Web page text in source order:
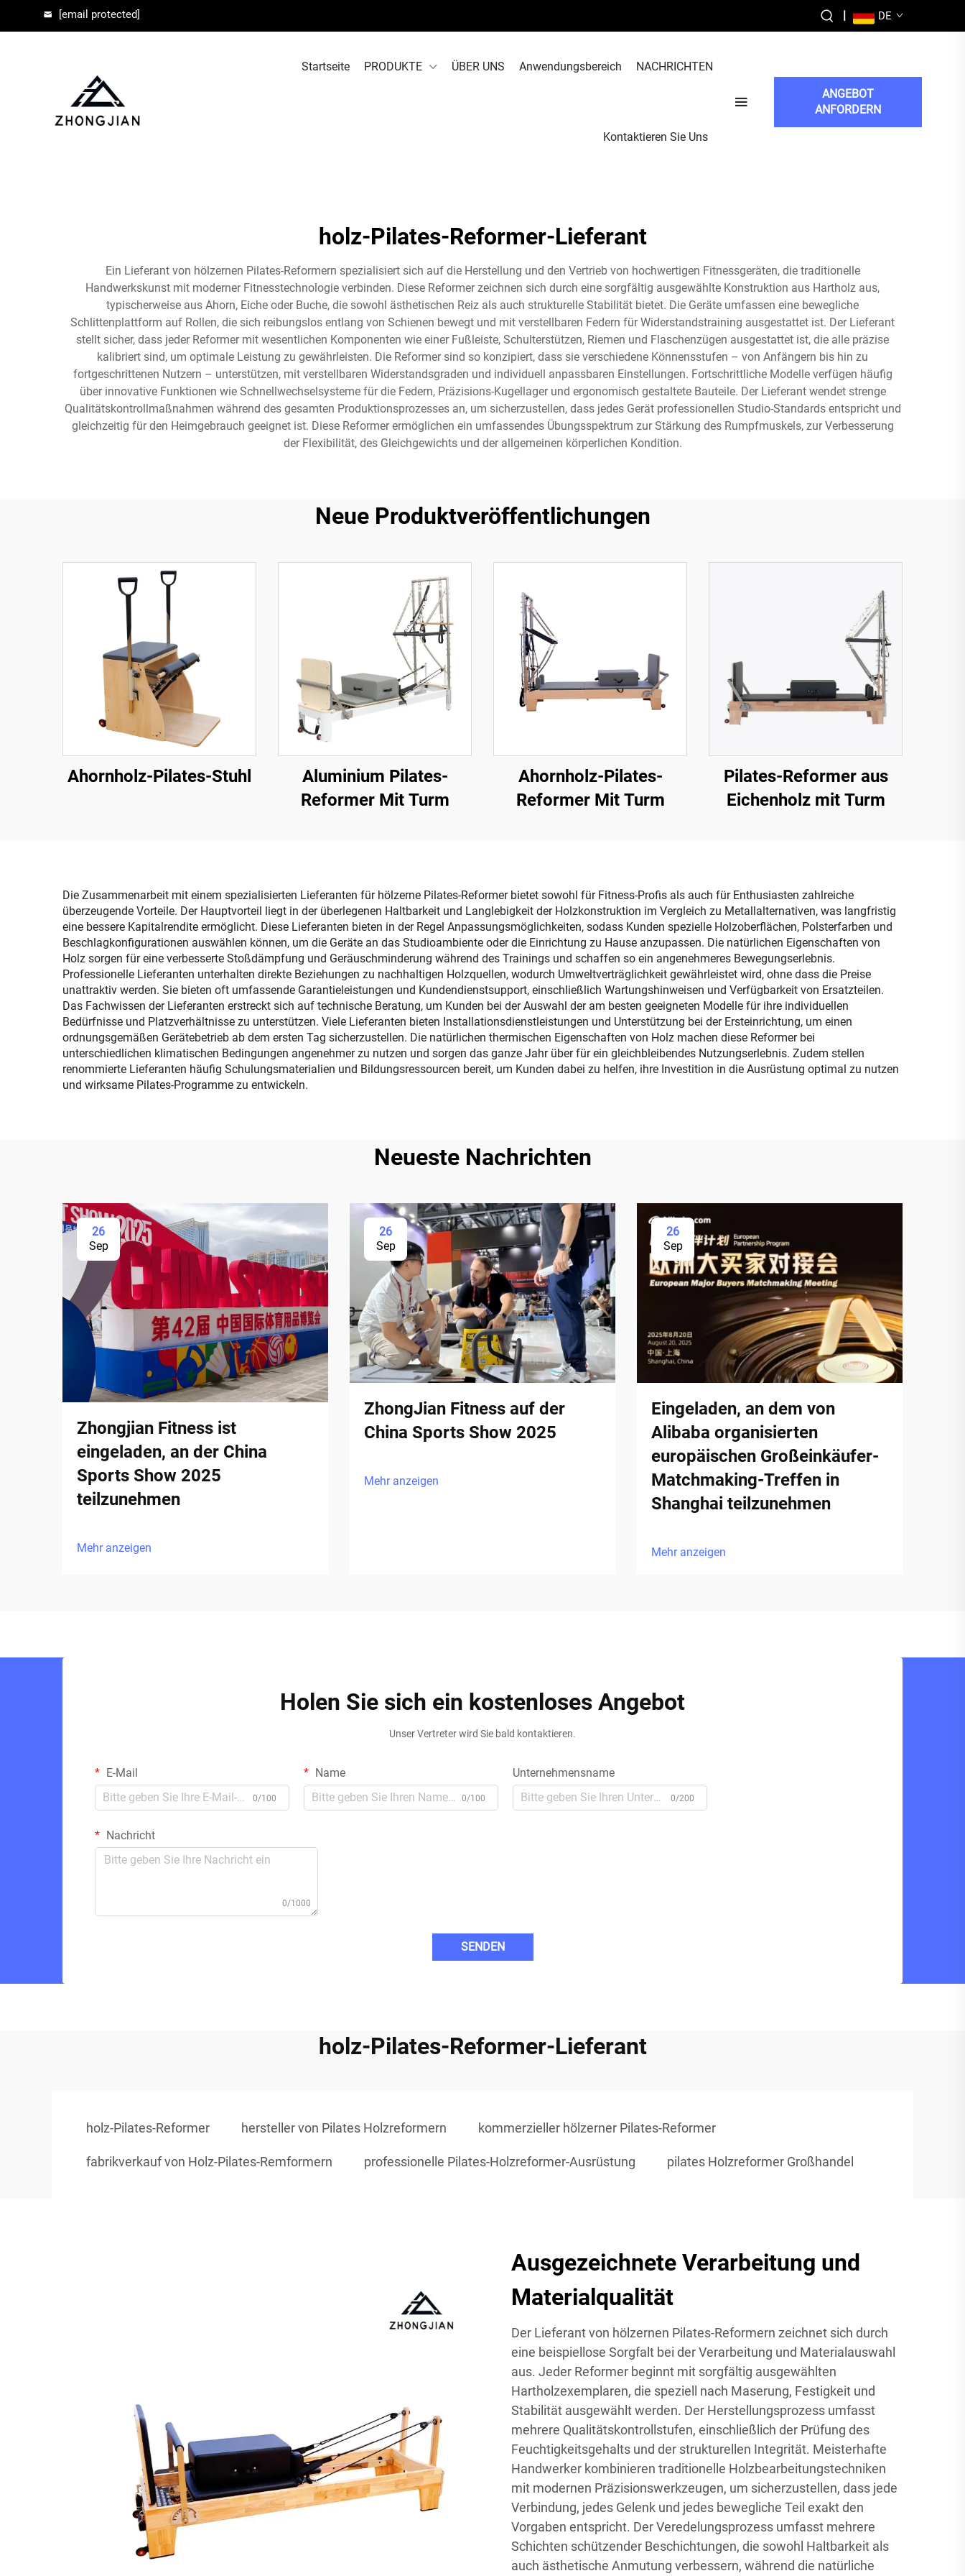
[email protected] | DE
Startseite PRODUKTE ÜBER UNS Anwendungsbereich NACHRICHTEN
Kontaktieren Sie Uns
ANGEBOT
ANFORDERN
holz-Pilates-Reformer-Lieferant
Ein Lieferant von hölzernen Pilates-Reformern spezialisiert sich auf die Herstellung und den Vertrieb von hochwertigen Fitnessgeräten, die traditionelle
Handwerkskunst mit moderner Fitnesstechnologie verbinden. Diese Reformer zeichnen sich durch eine sorgfältig ausgewählte Konstruktion aus Hartholz aus,
typischerweise aus Ahorn, Eiche oder Buche, die sowohl ästhetischen Reiz als auch strukturelle Stabilität bietet. Die Geräte umfassen eine bewegliche
Schlittenplattform auf Rollen, die sich reibungslos entlang von Schienen bewegt und mit verstellbaren Federn für Widerstandstraining ausgestattet ist. Der Lieferant
stellt sicher, dass jeder Reformer mit wesentlichen Komponenten wie einer Fußleiste, Schulterstützen, Riemen und Flaschenzügen ausgestattet ist, die alle präzise
kalibriert sind, um optimale Leistung zu gewährleisten. Die Reformer sind so konzipiert, dass sie verschiedene Könnensstufen – von Anfängern bis hin zu
fortgeschrittenen Nutzern – unterstützen, mit verstellbaren Widerstandsgraden und individuell anpassbaren Einstellungen. Fortschrittliche Modelle verfügen häufig
über innovative Funktionen wie Schnellwechselsysteme für die Federn, Präzisions-Kugellager und ergonomisch gestaltete Bauteile. Der Lieferant wendet strenge
Qualitätskontrollmaßnahmen während des gesamten Produktionsprozesses an, um sicherzustellen, dass jedes Gerät professionellen Studio-Standards entspricht und
gleichzeitig für den Heimgebrauch geeignet ist. Diese Reformer ermöglichen ein umfassendes Übungsspektrum zur Stärkung des Rumpfmuskels, zur Verbesserung
der Flexibilität, des Gleichgewichts und der allgemeinen körperlichen Kondition.
Neue Produktveröffentlichungen
Ahornholz-Pilates-Stuhl
Aluminium Pilates-
Reformer Mit Turm
Ahornholz-Pilates-
Reformer Mit Turm
Pilates-Reformer aus
Eichenholz mit Turm
Die Zusammenarbeit mit einem spezialisierten Lieferanten für hölzerne Pilates-Reformer bietet sowohl für Fitness-Profis als auch für Enthusiasten zahlreiche
überzeugende Vorteile. Der Hauptvorteil liegt in der überlegenen Haltbarkeit und Langlebigkeit der Holzkonstruktion im Vergleich zu Metallalternativen, was langfristig
eine bessere Kapitalrendite ermöglicht. Diese Lieferanten bieten in der Regel Anpassungsmöglichkeiten, sodass Kunden spezielle Holzoberflächen, Polsterfarben und
Beschlagkonfigurationen auswählen können, um die Geräte an das Studioambiente oder die Einrichtung zu Hause anzupassen. Die natürlichen Eigenschaften von
Holz sorgen für eine verbesserte Stoßdämpfung und Geräuschminderung während des Trainings und schaffen so ein angenehmeres Bewegungserlebnis.
Professionelle Lieferanten unterhalten direkte Beziehungen zu nachhaltigen Holzquellen, wodurch Umweltverträglichkeit gewährleistet wird, ohne dass die Preise
unattraktiv werden. Sie bieten oft umfassende Garantieleistungen und Kundendienstsupport, einschließlich Wartungshinweisen und Verfügbarkeit von Ersatzteilen.
Das Fachwissen der Lieferanten erstreckt sich auf technische Beratung, um Kunden bei der Auswahl der am besten geeigneten Modelle für ihre individuellen
Bedürfnisse und Platzverhältnisse zu unterstützen. Viele Lieferanten bieten Installationsdienstleistungen und Unterstützung bei der Ersteinrichtung, um einen
ordnungsgemäßen Gerätebetrieb ab dem ersten Tag sicherzustellen. Die natürlichen thermischen Eigenschaften von Holz machen diese Reformer bei
unterschiedlichen klimatischen Bedingungen angenehmer zu nutzen und sorgen das ganze Jahr über für ein gleichbleibendes Nutzungserlebnis. Zudem stellen
renommierte Lieferanten häufig Schulungsmaterialien und Bildungsressourcen bereit, um Kunden dabei zu helfen, ihre Investition in die Ausrüstung optimal zu nutzen
und wirksame Pilates-Programme zu entwickeln.
Neueste Nachrichten
26
Sep
Zhongjian Fitness ist
eingeladen, an der China
Sports Show 2025
teilzunehmen
Mehr anzeigen
26
Sep
ZhongJian Fitness auf der
China Sports Show 2025
Mehr anzeigen
26
Sep
Eingeladen, an dem von
Alibaba organisierten
europäischen Großeinkäufer-
Matchmaking-Treffen in
Shanghai teilzunehmen
Mehr anzeigen
Holen Sie sich ein kostenloses Angebot
Unser Vertreter wird Sie bald kontaktieren.
E-Mail
0/100
Name
0/100
Unternehmensname
0/200
Nachricht
0/1000
SENDEN
holz-Pilates-Reformer-Lieferant
holz-Pilates-Reformer hersteller von Pilates Holzreformern kommerzieller hölzerner Pilates-Reformer
fabrikverkauf von Holz-Pilates-Remformern professionelle Pilates-Holzreformer-Ausrüstung pilates Holzreformer Großhandel
Ausgezeichnete Verarbeitung und
Materialqualität
Der Lieferant von hölzernen Pilates-Reformern zeichnet sich durch
eine beispiellose Sorgfalt bei der Verarbeitung und Materialauswahl
aus. Jeder Reformer beginnt mit sorgfältig ausgewählten
Hartholzexemplaren, die speziell nach Maserung, Festigkeit und
Stabilität ausgewählt werden. Der Herstellungsprozess umfasst
mehrere Qualitätskontrollstufen, einschließlich der Prüfung des
Feuchtigkeitsgehalts und der strukturellen Integrität. Meisterhafte
Handwerker kombinieren traditionelle Holzbearbeitungstechniken
mit modernen Präzisionswerkzeugen, um sicherzustellen, dass jede
Verbindung, jedes Gelenk und jedes bewegliche Teil exakt den
Vorgaben entspricht. Der Veredelungsprozess umfasst mehrere
Schichten schützender Beschichtungen, die sowohl Haltbarkeit als
auch ästhetische Anmutung verbessern, während die natürliche